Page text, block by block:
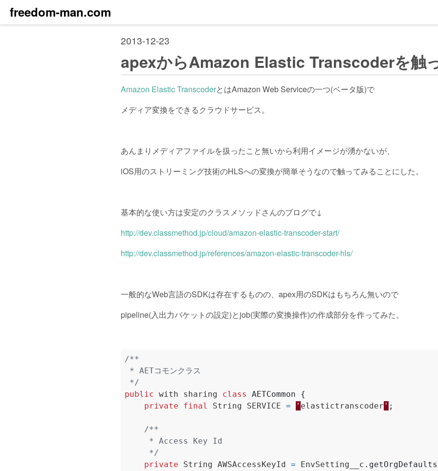
freedom-man.com
2013-12-23
apexからAmazon Elastic Transcoderを触
Amazon Elastic TranscoderとはAmazon Web Serviceの一つ(ベータ版)で
メディア変換をできるクラウドサービス。
あんまりメディアファイルを扱ったこと無いから利用イメージが湧かないが、
iOS用のストリーミング技術のHLSへの変換が簡単そうなので触ってみることにした。
基本的な使い方は安定のクラスメソッドさんのブログで↓
http://dev.classmethod.jp/cloud/amazon-elastic-transcoder-start/
http://dev.classmethod.jp/references/amazon-elastic-transcoder-hls/
一般的なWeb言語のSDKは存在するものの、apex用のSDKはもちろん無いので
pipeline(入出力バケットの設定)とjob(実際の変換操作)の作成部分を作ってみた。
*/
public with sharing class AETCommon
{
private
final String SERVICE = ' elastictranscoder ' ;
     */
private
String AWSAccessKeyId = EnvSetting__c . getOrgDefaults